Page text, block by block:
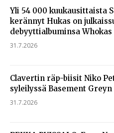
Yli 54 000 kuukausittaista
kerännyt Hukas on
debyyttialbuminsa Whokas
31.7.2026
Clavertin räp-biisit Niko
syleilyssä Basement
31.7.2026